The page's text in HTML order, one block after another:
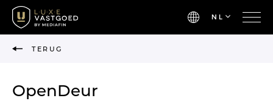
NL
TERUG
OpenDeur